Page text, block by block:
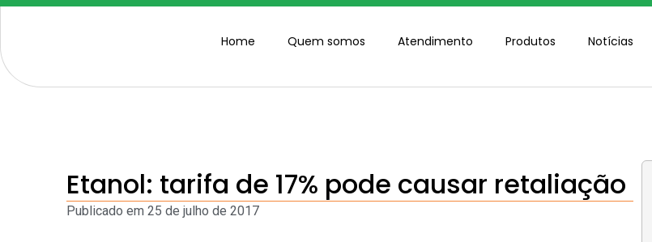
Home Quem somos Atendimento Produtos Notícias
Etanol: tarifa de 17% pode causar retaliação
Publicado em 25 de julho de 2017